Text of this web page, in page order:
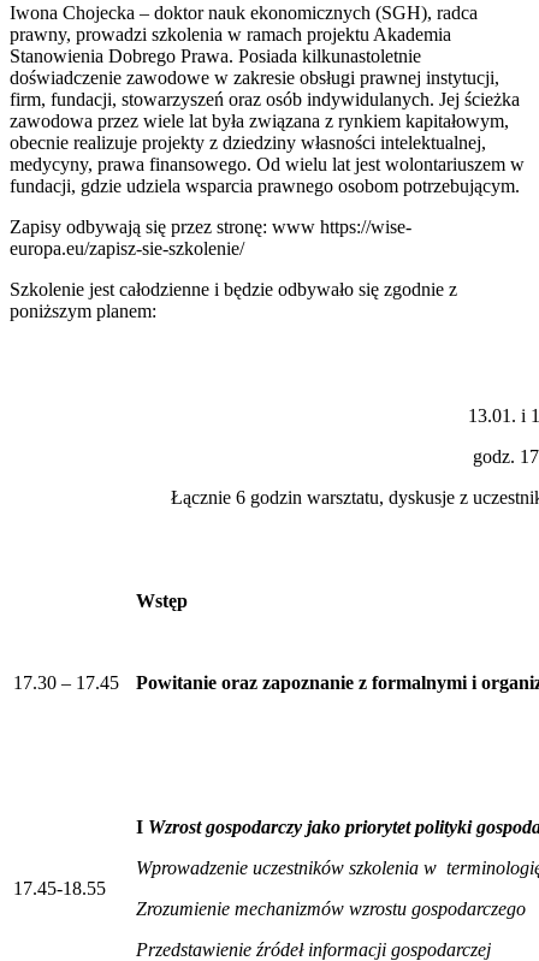
Iwona Chojecka – doktor nauk ekonomicznych (SGH), radca
prawny, prowadzi szkolenia w ramach projektu Akademia
Stanowienia Dobrego Prawa. Posiada kilkunastoletnie
doświadczenie zawodowe w zakresie obsługi prawnej instytucji,
firm, fundacji, stowarzyszeń oraz osób indywidulanych. Jej ścieżka
zawodowa przez wiele lat była związana z rynkiem kapitałowym,
obecnie realizuje projekty z dziedziny własności intelektualnej,
medycyny, prawa finansowego. Od wielu lat jest wolontariuszem w
fundacji, gdzie udziela wsparcia prawnego osobom potrzebującym.
Zapisy odbywają się przez stronę: www https://wise-
europa.eu/zapisz-sie-szkolenie/
Szkolenie jest całodzienne i będzie odbywało się zgodnie z
poniższym planem:
13.01. i
godz.
Łącznie 6 godzin warsztatu, dyskusje z
17.30 – 17.45
Wstęp
Powitanie oraz zapoznanie z formalnymi i
17.45-18.55
I Wzrost gospodarczy jako priorytet polityki
Wprowadzenie uczestników szkolenia w
Zrozumienie mechanizmów wzrostu gospodarczego
Przedstawienie źródeł informacji gospodarczej